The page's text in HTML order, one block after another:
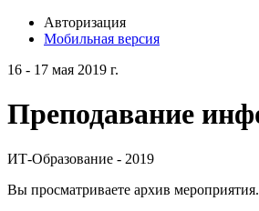
Авторизация
Мобильная версия
16 - 17 мая 2019 г.
Преподавание
ИТ-Образование - 2019
Вы просматриваете архив